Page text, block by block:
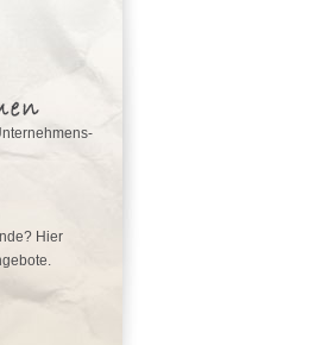
Hier